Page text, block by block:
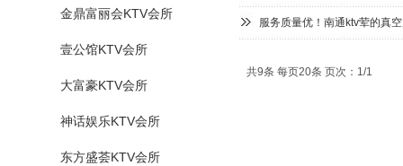
金鼎富丽会KTV会所
壹公馆KTV会所
大富豪KTV会所
神话娱乐KTV会所
东方盛荟KTV会所
服务质量优！南通ktv荤的真
共9条 每页20条 页次：1/1